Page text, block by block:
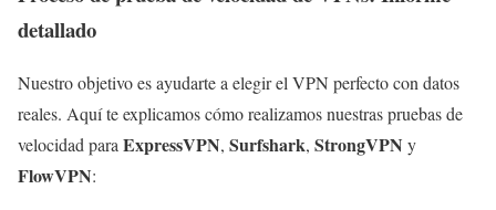
detallado
Nuestro objetivo es ayudarte a elegir el VPN perfecto con datos
reales. Aquí te explicamos cómo realizamos nuestras pruebas de
velocidad paraExpressVPN, Surfshark, StrongVPN y
FlowVPN: